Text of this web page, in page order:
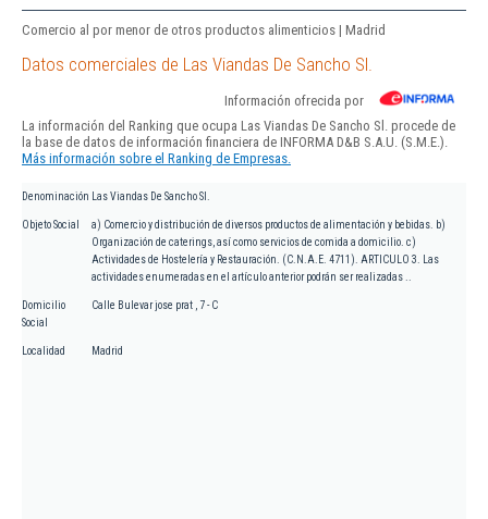
Comercio al por menor de otros productos alimenticios | Madrid
Datos comerciales de Las Viandas De Sancho Sl.
Información ofrecida por
La información del Ranking que ocupa Las Viandas De Sancho Sl. procede de
la base de datos de información financiera de INFORMA D&B S.A.U. (S.M.E.).
Más información sobre el Ranking de Empresas.
Denominación Las Viandas De Sancho Sl.
Objeto Social
a) Comercio y distribución de diversos productos de alimentación y bebidas. b)
Organización de caterings, así como servicios de comida a domicilio. c)
Actividades de Hostelería y Restauración. (C.N.A.E. 4711). ARTICULO 3. Las
actividades enumeradas en el artículo anterior podrán ser realizadas ..
Domicilio
Social
Calle Bulevar jose prat , 7 - C
Localidad Madrid